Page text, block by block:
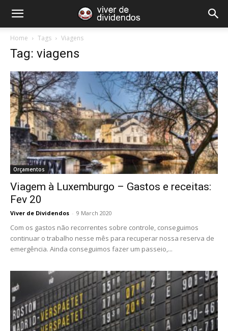
Home Tags Viagens
Tag: viagens
Orçamentos
Viagem à Luxemburgo – Gastos e receitas:
Fev 20
Viver de Dividendos - 9 March 2020
Com os gastos não recorrentes sobre controle, conseguimos
continuar o trabalho nesse mês para recuperar nossa reserva de
emergência. Ainda conseguimos fazer um passeio,...